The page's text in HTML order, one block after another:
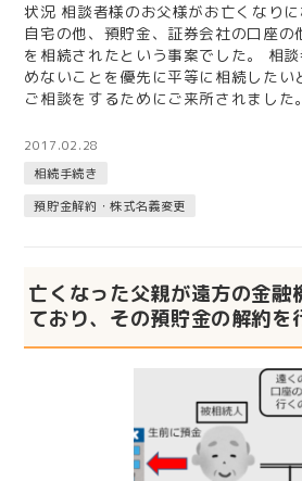
状況 相談者様のお父様がお亡くなり
自宅の他、預貯金、証券会社の口座の
を相続されたという事案でした。 相
めないことを優先に平等に相続したい
ご相談をするためにご来所されました
2017.02.28
相続手続き
預貯金解約・株式名義変更
亡くなった父親が遠方の金融
ており、その預貯金の解約を